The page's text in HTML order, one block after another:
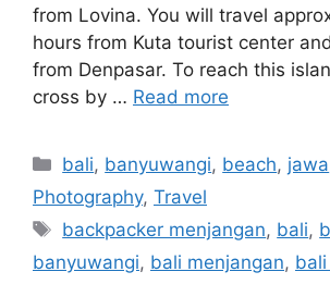
from Lovina. You will travel
hours from Kuta tourist center
from Denpasar. To reach this
cross by … Read more
bali, banyuwangi, beach, jawa
Photography, Travel
backpacker menjangan, bali,
banyuwangi, bali menjangan,